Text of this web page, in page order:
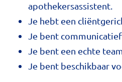
apothekersassistent.
Je hebt een
Je bent
Je bent een echte
Je bent beschikbaar